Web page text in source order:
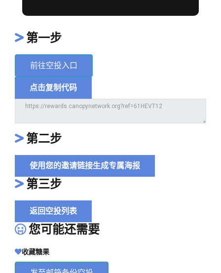
第一步
前往空投入口
点击复制代码
第二步
使用您的邀请链接生成专属海报
第三步
返回空投列表
您可能还需要
收藏糖果